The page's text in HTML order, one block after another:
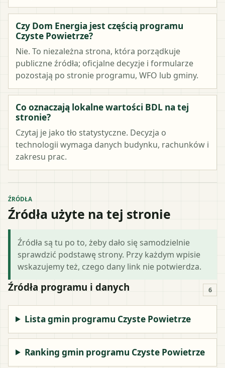
Czy Dom Energia jest częścią programu
Czyste Powietrze?
Nie. To niezależna strona, która porządkuje
publiczne źródła; oficjalne decyzje i formularze
pozostają po stronie programu, WFO lub gminy.
Co oznaczają lokalne wartości BDL na tej
stronie?
Czytaj je jako tło statystyczne. Decyzja o
technologii wymaga danych budynku, rachunków i
zakresu prac.
ŹRÓDŁA
Źródła użyte na tej stronie
Źródła są tu po to, żeby dało się samodzielnie
sprawdzić podstawę strony. Przy każdym wpisie
wskazujemy też, czego dany link nie potwierdza.
Źródła programu i danych 6
Lista gmin programu Czyste Powietrze
Ranking gmin programu Czyste Powietrze